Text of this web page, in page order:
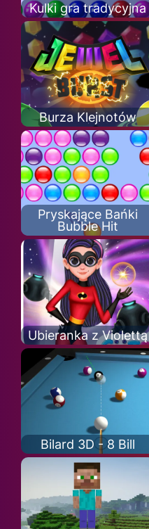
Kulki gra tradycyjna
Burza Klejnotów
Pryskające Bańki
Bubble Hit
Ubieranka z Violettą
Bilard 3D - 8 Bill